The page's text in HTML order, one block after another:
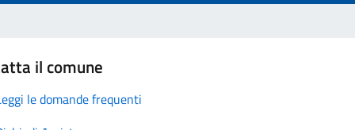
il comune
le domande frequenti